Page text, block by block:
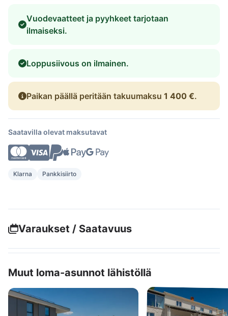
Vuodevaatteet ja pyyhkeet tarjotaan
ilmaiseksi.
Loppusiivous on ilmainen.
Paikan päällä peritään takuumaksu 1 400 €.
Saatavilla olevat maksutavat
Klarna Pankkisiirto
Varaukset / Saatavuus
Muut loma-asunnot lähistöllä